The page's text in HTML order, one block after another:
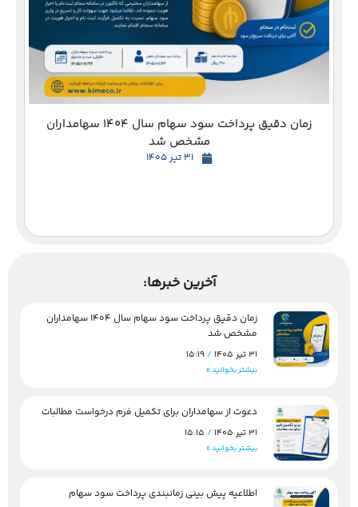
زمان دقیق پرداخت سود سهام سال 1404 سهامداران
مشخص شد
31 تیر 1405
آخرین خبرها:
زمان دقیق پرداخت سود سهام سال 1404 سهامداران
مشخص شد
31 تیر 1405
بیشتر بخوانید »
دعوت از سهامداران برای تکمیل فرم درخواست مطالبات
31 تیر 1405
بیشتر بخوانید »
اطلاعیه پیش بینی زمانبندی پرداخت سود سهام